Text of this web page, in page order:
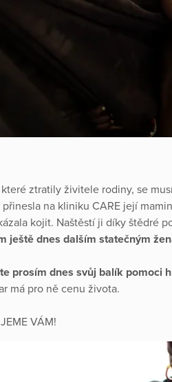
ztratily živitele rodiny, se
na kliniku CARE její
kojit. Naštěstí ji díky štědré
ještě dnes dalším statečným
prosím dnes svůj balík pomoci
má pro ně cenu života.
VÁM!